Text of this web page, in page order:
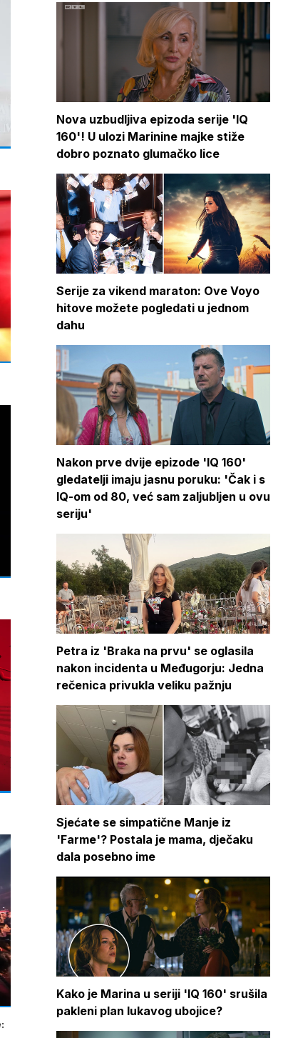
Nova uzbudljiva epizoda serije 'IQ
160'! U ulozi Marinine majke stiže
dobro poznato glumačko lice
Serije za vikend maraton: Ove Voyo
hitove možete pogledati u jednom
dahu
Nakon prve dvije epizode 'IQ 160'
gledatelji imaju jasnu poruku: 'Čak i s
IQ-om od 80, već sam zaljubljen u ovu
seriju'
Petra iz 'Braka na prvu' se oglasila
nakon incidenta u Međugorju: Jedna
rečenica privukla veliku pažnju
Sjećate se simpatične Manje iz
'Farme'? Postala je mama, dječaku
dala posebno ime
Kako je Marina u seriji 'IQ 160' srušila
pakleni plan lukavog ubojice?